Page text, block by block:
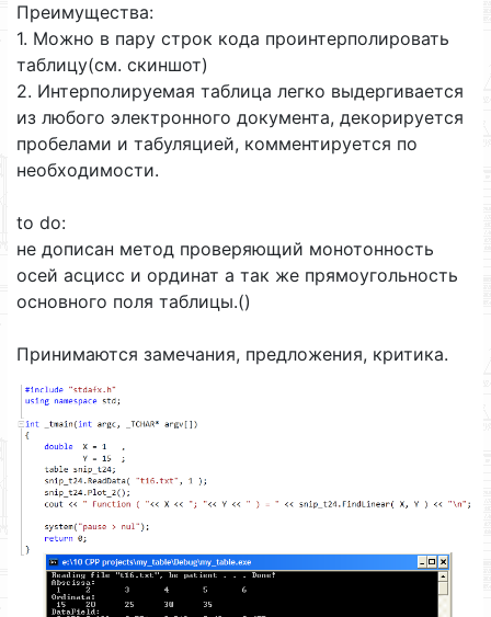
Преимущества:
1. Можно в пару строк кода проинтерполировать
таблицу(см. скиншот)
2. Интерполируемая таблица легко выдергивается
из любого электронного документа, декорируется
пробелами и табуляцией, комментируется по
необходимости.
to do:
не дописан метод проверяющий монотонность
осей асцисс и ординат а так же прямоугольность
основного поля таблицы.()
Принимаются замечания, предложения, критика.